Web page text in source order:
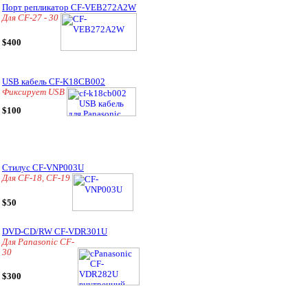
Порт репликатор CF-VEB272A2W
Для CF-27 - 30
$400
USB кабель CF-K18CB002
Фиксирует USB
$100
Стилус CF-VNP003U
Для CF-18, CF-19
$50
DVD-CD/RW CF-VDR301U
Для Panasonic CF-
30
$300